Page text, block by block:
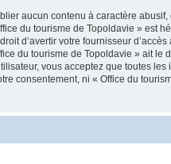
aucun contenu à caractère
du tourisme de Topoldavie » est
d’avertir votre fournisseur
du tourisme de Topoldavie » ait le
vous acceptez que toutes
consentement, ni « Office du